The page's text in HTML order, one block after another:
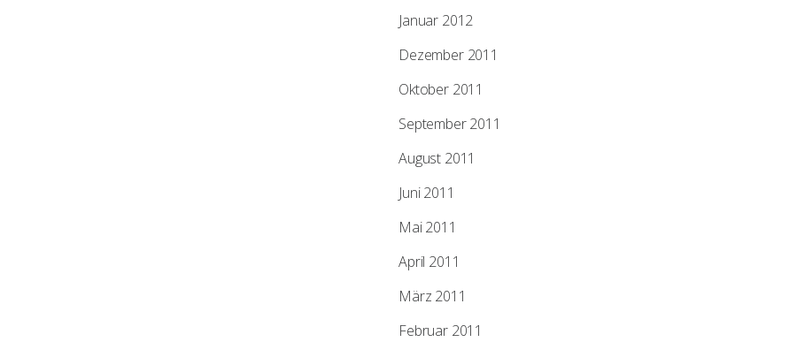
Januar 2012
Dezember 2011
Oktober 2011
September 2011
August 2011
Juni 2011
Mai 2011
April 2011
März 2011
Februar 2011